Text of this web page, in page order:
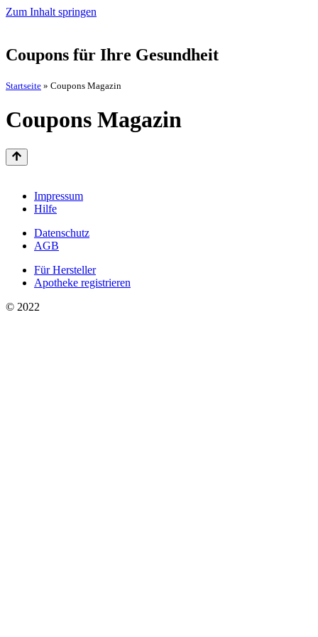
Zum Inhalt springen
Coupons für Ihre Gesundheit
Startseite » Coupons Magazin
Coupons Magazin
Impressum
Hilfe
Datenschutz
AGB
Für Hersteller
Apotheke registrieren
© 2022